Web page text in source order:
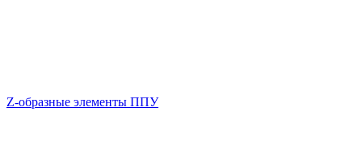
Z-образные элементы ППУ